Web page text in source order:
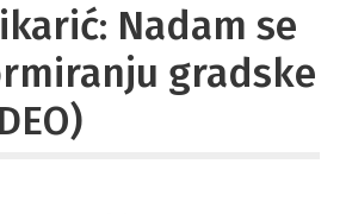
Nadam se
gradske